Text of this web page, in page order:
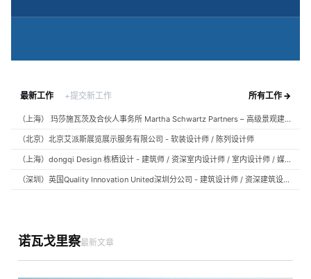
最新工作 +提交新工作 所有工作 →
（上海） 玛莎施瓦茨及合伙人事务所 Martha Schwartz Partners – 高级景观建筑师 Senior Landscape Designer / 景观建筑师 Landscape Designer
（北京）北京艾派斯展览展示服务有限公司 - 软装设计师 / 陈列设计师
（上海）dongqi Design 栋栖设计 - 建筑师 / 资深室内设计师 / 室内设计师 / 媒体及公共关系主管 / 设计实习生（常年招聘）
（深圳）英国Quality Innovation United深圳分公司 - 建筑设计师 / 资深建筑设计师 / 室内设计师 / 设计实习生
诺瓦戈里察最新文章